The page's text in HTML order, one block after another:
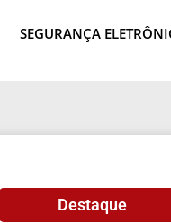
SEGURANÇA
Destaque